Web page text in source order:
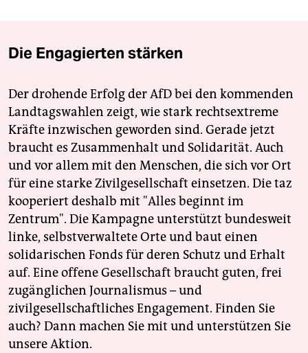
Die Engagierten stärken
Der drohende Erfolg der AfD bei den kommenden
Landtagswahlen zeigt, wie stark rechtsextreme
Kräfte inzwischen geworden sind. Gerade jetzt
braucht es Zusammenhalt und Solidarität. Auch
und vor allem mit den Menschen, die sich vor Ort
für eine starke Zivilgesellschaft einsetzen. Die taz
kooperiert deshalb mit "Alles beginnt im
Zentrum". Die Kampagne unterstützt bundesweit
linke, selbstverwaltete Orte und baut einen
solidarischen Fonds für deren Schutz und Erhalt
auf. Eine offene Gesellschaft braucht guten, frei
zugänglichen Journalismus – und
zivilgesellschaftliches Engagement. Finden Sie
auch? Dann machen Sie mit und unterstützen Sie
unsere Aktion.